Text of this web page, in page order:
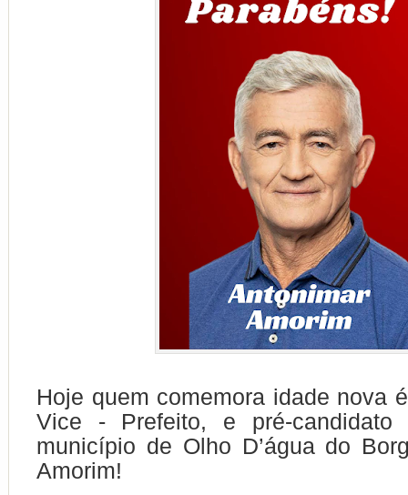
Hoje quem comemora idade nova
Vice - Prefeito, e pré-
município de Olho D’água do
Amorim!